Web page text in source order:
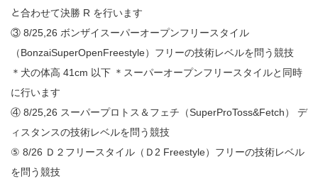
と合わせて決勝 R を⾏います
③ 8/25,26 ボンザイスーパーオープンフリースタイル
（BonzaiSuperOpenFreestyle）フリーの技術レベルを問う競技
＊犬の体高 41cm 以下 ＊スーパーオープンフリースタイルと同時
に⾏います
④ 8/25,26 スーパープロトス＆フェチ（SuperProToss&Fetch） デ
ィスタンスの技術レベルを問う競技
⑤ 8/26 Ｄ２フリースタイル（Ｄ2 Freestyle）フリーの技術レベル
を問う競技